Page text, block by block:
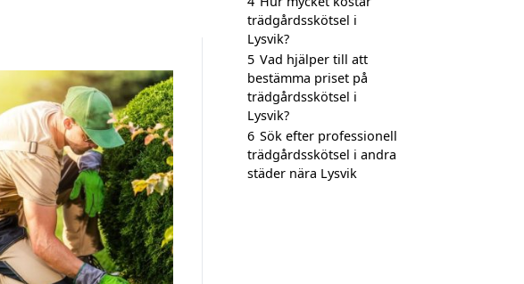
trädgårdsskötsel i
Lysvik?
5 Vad hjälper till att
bestämma priset på
trädgårdsskötsel i
Lysvik?
6 Sök efter professionell
trädgårdsskötsel i andra
städer nära Lysvik